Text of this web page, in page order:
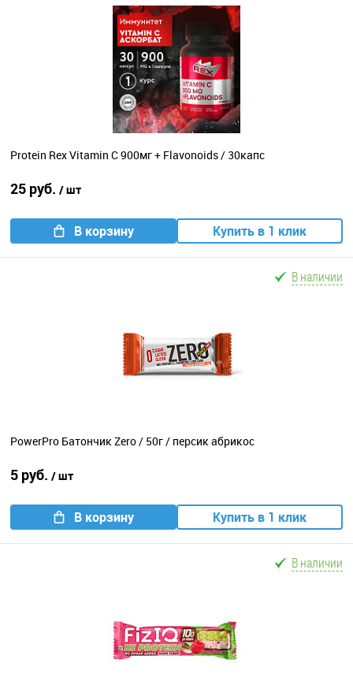
Protein Rex Vitamin C 900мг + Flavonoids / 30капс
25 руб. / шт
В корзину Купить в 1 клик
В наличии
PowerPro Батончик Zero / 50г / персик абрикос
5 руб. / шт
В корзину Купить в 1 клик
В наличии